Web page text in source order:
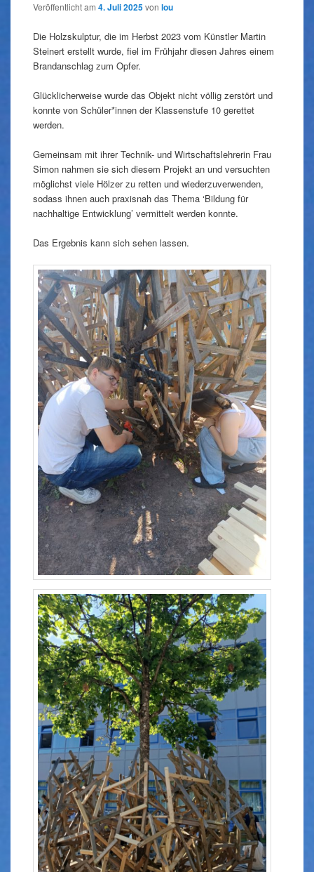
Veröffentlicht am 4. Juli 2025von lou
Die Holzskulptur, die im Herbst 2023 vom Künstler Martin
Steinert erstellt wurde, fiel im Frühjahr diesen Jahres einem
Brandanschlag zum Opfer.
Glücklicherweise wurde das Objekt nicht völlig zerstört und
konnte von Schüler*innen der Klassenstufe 10 gerettet
werden.
Gemeinsam mit ihrer Technik- und Wirtschaftslehrerin Frau
Simon nahmen sie sich diesem Projekt an und versuchten
möglichst viele Hölzer zu retten und wiederzuverwenden,
sodass ihnen auch praxisnah das Thema ‘Bildung für
nachhaltige Entwicklung’ vermittelt werden konnte.
Das Ergebnis kann sich sehen lassen.